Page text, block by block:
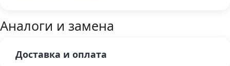
Аналоги и замена
Доставка и оплата